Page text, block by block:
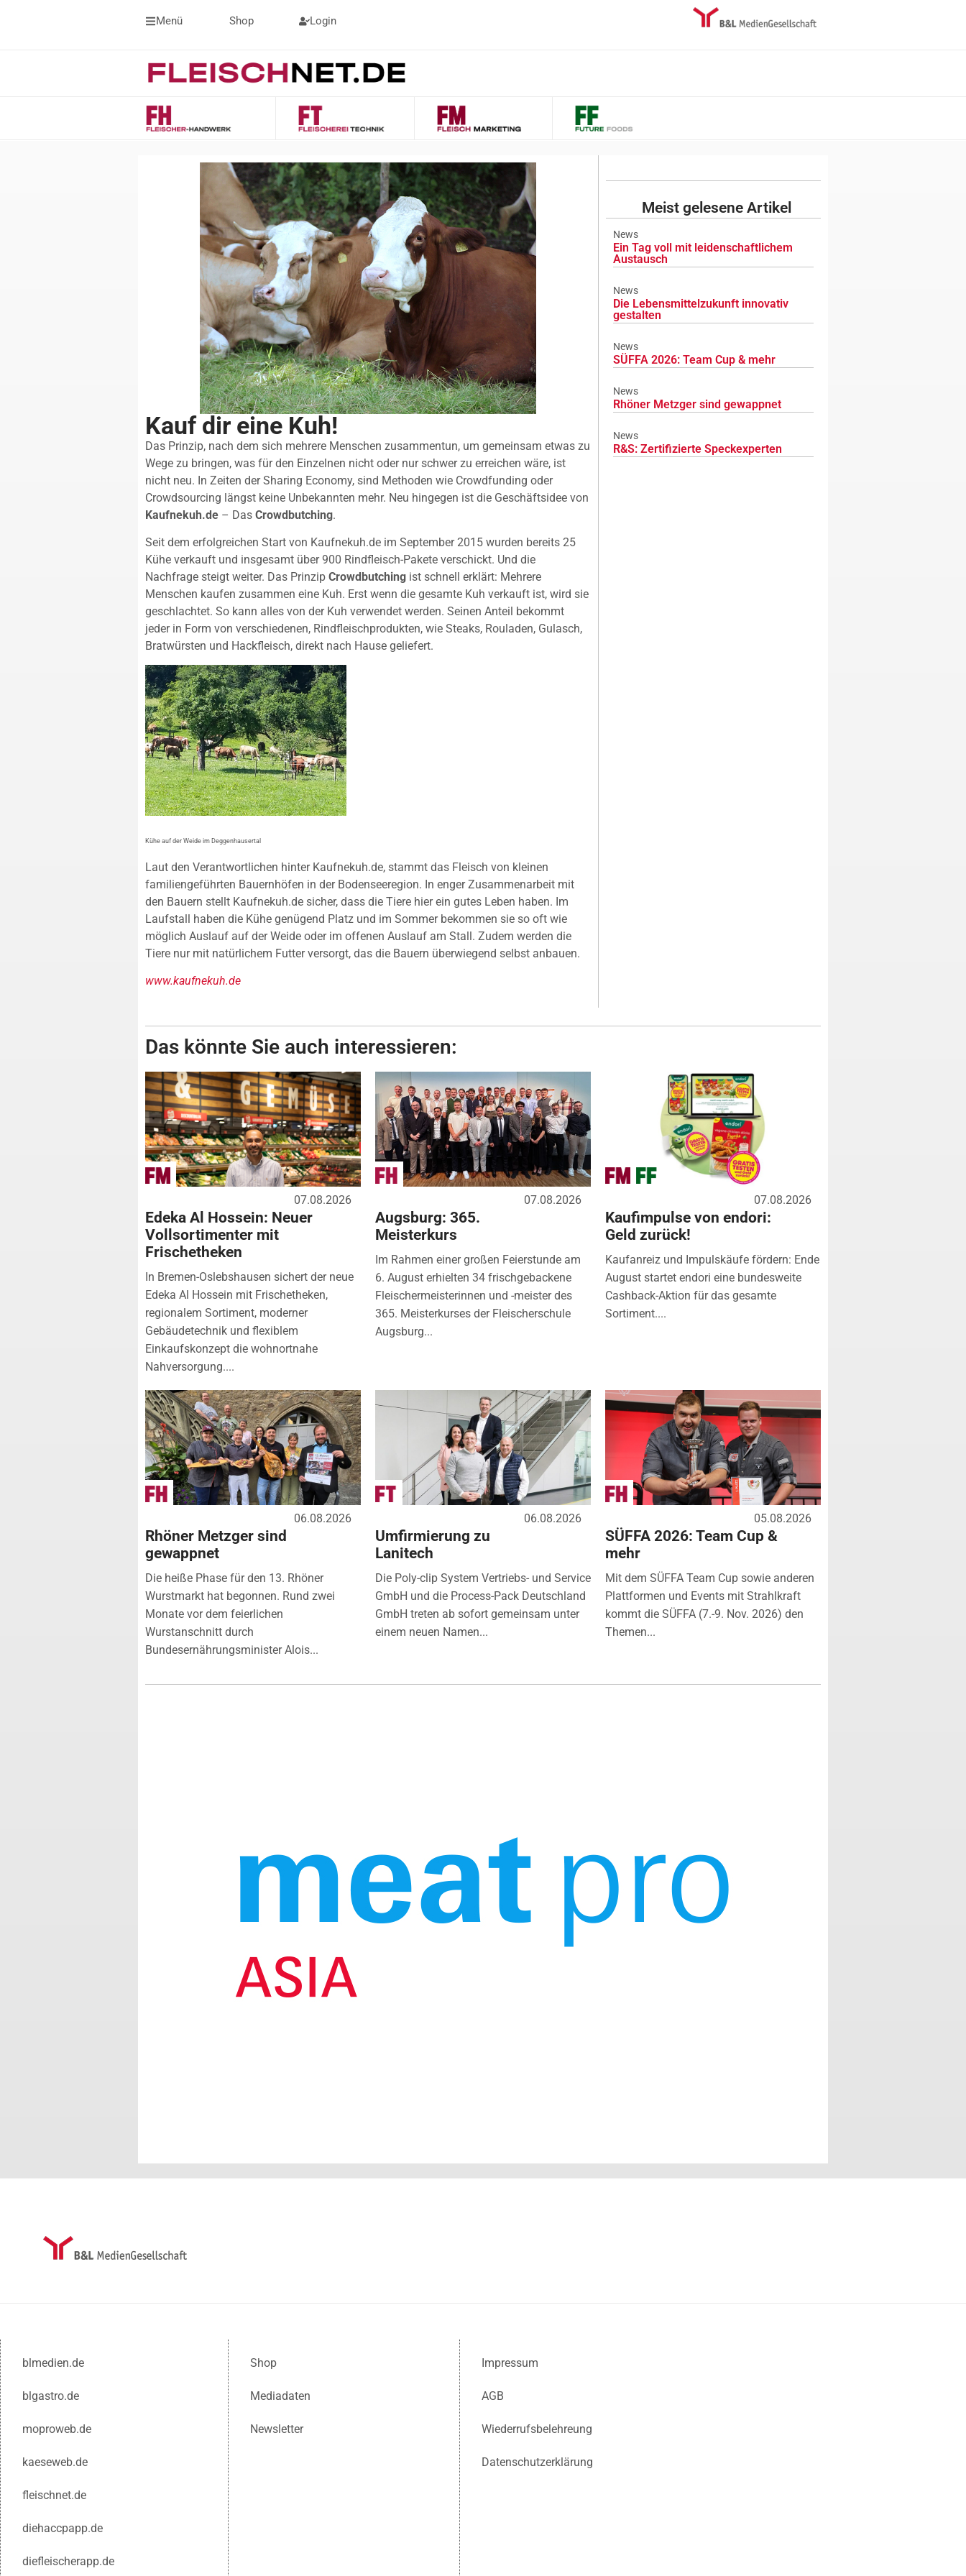
Menü Shop Login
Kauf dir eine Kuh!
Das Prinzip, nach dem sich mehrere Menschen zusammentun, um gemeinsam etwas zu
Wege zu bringen, was für den Einzelnen nicht oder nur schwer zu erreichen wäre, ist
nicht neu. In Zeiten der Sharing Economy, sind Methoden wie Crowdfunding oder
Crowdsourcing längst keine Unbekannten mehr. Neu hingegen ist die Geschäftsidee von
Kaufnekuh.de – Das Crowdbutching.
Seit dem erfolgreichen Start von Kaufnekuh.de im September 2015 wurden bereits 25
Kühe verkauft und insgesamt über 900 Rindfleisch-Pakete verschickt. Und die
Nachfrage steigt weiter. Das Prinzip Crowdbutching ist schnell erklärt: Mehrere
Menschen kaufen zusammen eine Kuh. Erst wenn die gesamte Kuh verkauft ist, wird sie
geschlachtet. So kann alles von der Kuh verwendet werden. Seinen Anteil bekommt
jeder in Form von verschiedenen, Rindfleischprodukten, wie Steaks, Rouladen, Gulasch,
Bratwürsten und Hackfleisch, direkt nach Hause geliefert.
Kühe auf der Weide im Deggenhausertal
Laut den Verantwortlichen hinter Kaufnekuh.de, stammt das Fleisch von kleinen
familiengeführten Bauernhöfen in der Bodenseeregion. In enger Zusammenarbeit mit
den Bauern stellt Kaufnekuh.de sicher, dass die Tiere hier ein gutes Leben haben. Im
Laufstall haben die Kühe genügend Platz und im Sommer bekommen sie so oft wie
möglich Auslauf auf der Weide oder im offenen Auslauf am Stall. Zudem werden die
Tiere nur mit natürlichem Futter versorgt, das die Bauern überwiegend selbst anbauen.
www.kaufnekuh.de
Meist gelesene Artikel
News
Ein Tag voll mit leidenschaftlichem
Austausch
News
Die Lebensmittelzukunft innovativ
gestalten
News
SÜFFA 2026: Team Cup & mehr
News
Rhöner Metzger sind gewappnet
News
R&S: Zertifizierte Speckexperten
Das könnte Sie auch interessieren:
07.08.2026
Edeka Al Hossein: Neuer
Vollsortimenter mit
Frischetheken
In Bremen-Oslebshausen sichert der neue
Edeka Al Hossein mit Frischetheken,
regionalem Sortiment, moderner
Gebäudetechnik und flexiblem
Einkaufskonzept die wohnortnahe
Nahversorgung....
07.08.2026
Augsburg: 365.
Meisterkurs
Im Rahmen einer großen Feierstunde am
6. August erhielten 34 frischgebackene
Fleischermeisterinnen und -meister des
365. Meisterkurses der Fleischerschule
Augsburg...
07.08.2026
Kaufimpulse von endori:
Geld zurück!
Kaufanreiz und Impulskäufe fördern: Ende
August startet endori eine bundesweite
Cashback-Aktion für das gesamte
Sortiment....
06.08.2026
Rhöner Metzger sind
gewappnet
Die heiße Phase für den 13. Rhöner
Wurstmarkt hat begonnen. Rund zwei
Monate vor dem feierlichen
Wurstanschnitt durch
Bundesernährungsminister Alois...
06.08.2026
Umfirmierung zu
Lanitech
Die Poly-clip System Vertriebs- und Service
GmbH und die Process-Pack Deutschland
GmbH treten ab sofort gemeinsam unter
einem neuen Namen...
05.08.2026
SÜFFA 2026: Team Cup &
mehr
Mit dem SÜFFA Team Cup sowie anderen
Plattformen und Events mit Strahlkraft
kommt die SÜFFA (7.-9. Nov. 2026) den
Themen...
blmedien.de
blgastro.de
moproweb.de
kaeseweb.de
fleischnet.de
diehaccpapp.de
diefleischerapp.de
Shop
Mediadaten
Newsletter
Impressum
AGB
Wiederrufsbelehreung
Datenschutzerklärung